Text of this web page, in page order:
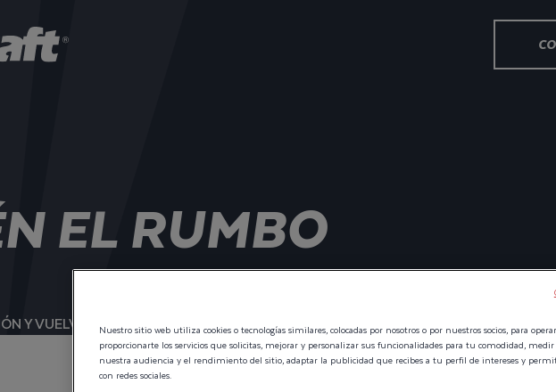
EL RUMBO
Y VUELVE CUANDO QUIERAS.
Nuestro sitio web utiliza cookies o tecnologías similares, colocadas por nosotros o por nuestros socios, para
proporcionarte los servicios que solicitas, mejorar y personalizar sus funcionalidades para tu comodidad,
nuestra audiencia y el rendimiento del sitio, adaptar la publicidad que recibes a tu perfil de intereses y
con redes sociales.